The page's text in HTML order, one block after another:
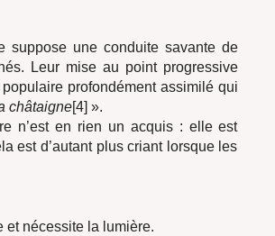
suppose une conduite savante de
Leur mise au point progressive
profondément assimilé qui
châtaigne[4] ».
n’est en rien un acquis : elle est
est d’autant plus criant lorsque les
et nécessite la lumière.